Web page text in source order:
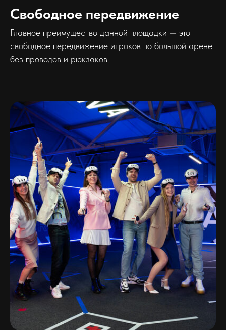
Свободное передвижение
Главное преимущество данной площадки — это
свободное передвижение игроков по большой арене
без проводов и рюкзаков.